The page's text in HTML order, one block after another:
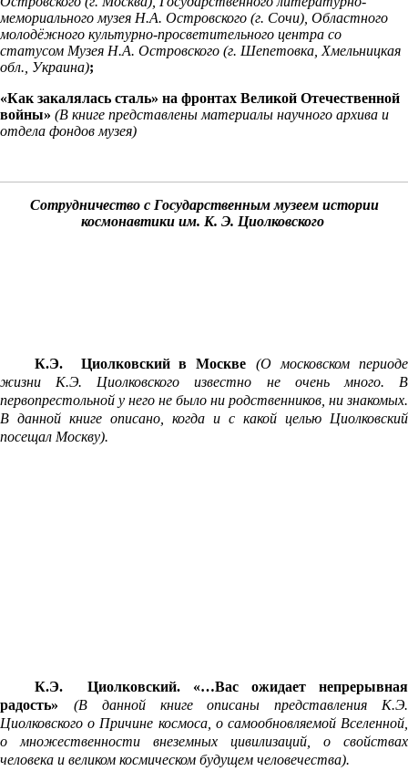
мемориального музея Н.А. Островского (г. Сочи), Областного
молодёжного культурно-просветительного центра со
статусом Музея Н.А. Островского (г. Шепетовка, Хмельницкая
обл., Украина);
«Как закалялась сталь» на фронтах Великой Отечественной
войны» (В книге представлены материалы научного архива и
отдела фондов музея)
Сотрудничество с Государственным музеем истории
космонавтики им. К. Э. Циолковского
К.Э. Циолковский в Москве (О московском периоде
жизни К.Э. Циолковского известно не очень много. В
первопрестольной у него не было ни родственников, ни знакомых.
В данной книге описано, когда и с какой целью Циолковский
посещал Москву).
К.Э. Циолковский. «…Вас ожидает непрерывная
радость»
(В данной книге описаны представления К.Э.
Циолковского о Причине космоса, о самообновляемой Вселенной,
о множественности внеземных цивилизаций, о свойствах
человека и великом космическом будущем человечества).